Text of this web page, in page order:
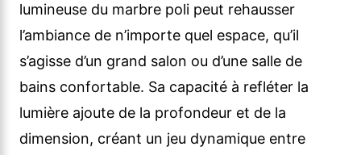
lumineuse du marbre poli peut rehausser
l’ambiance de n’importe quel espace, qu’il
s’agisse d’un grand salon ou d’une salle de
bains confortable. Sa capacité à refléter la
lumière ajoute de la profondeur et de la
dimension, créant un jeu dynamique entre